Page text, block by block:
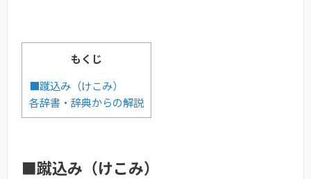
もくじ
■蹴込み（けこみ）
各辞書・辞典からの解説
■蹴込み（けこみ）